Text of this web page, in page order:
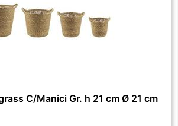
C/Manici Gr. h 21 cm Ø 21 cm